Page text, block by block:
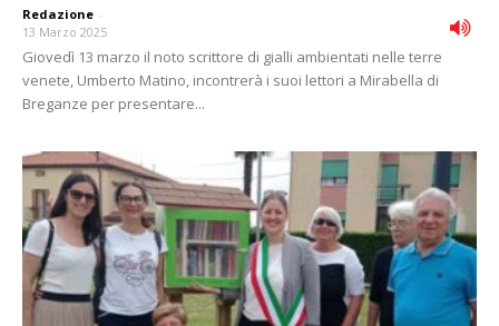
Redazione -
13 Marzo 2025
Giovedì 13 marzo il noto scrittore di gialli ambientati nelle terre
venete, Umberto Matino, incontrerà i suoi lettori a Mirabella di
Breganze per presentare...